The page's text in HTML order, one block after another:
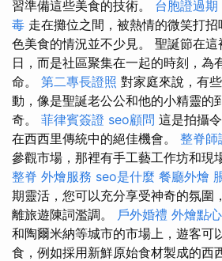
習準備這些美食的技術。 台胞證過期
毒 走在攤位之間，被熱情的微笑打
色美食的情況並不少見。 聖誕節在
日，而是社區聚集在一起的時刻，為
命。 第二專長證照 對家庭來說，有
動，像是聖誕老公公和他的小精靈的
奇。 菲律賓簽證 seo顧問 這是拍攝
在西西里傳統中的絕佳機會。 整脊師
參觀市場，那裡有手工藝工作坊和現
整脊 外燴服務 seo是什麼 餐廳外燴
期靈活，您可以充分享受神奇的氛圍
離旅遊陳詞濫調。 戶外婚禮 外燴點心
和陶爾米納等城市的市場上，遊客可
食，例如採用新鮮原始食材製成的西